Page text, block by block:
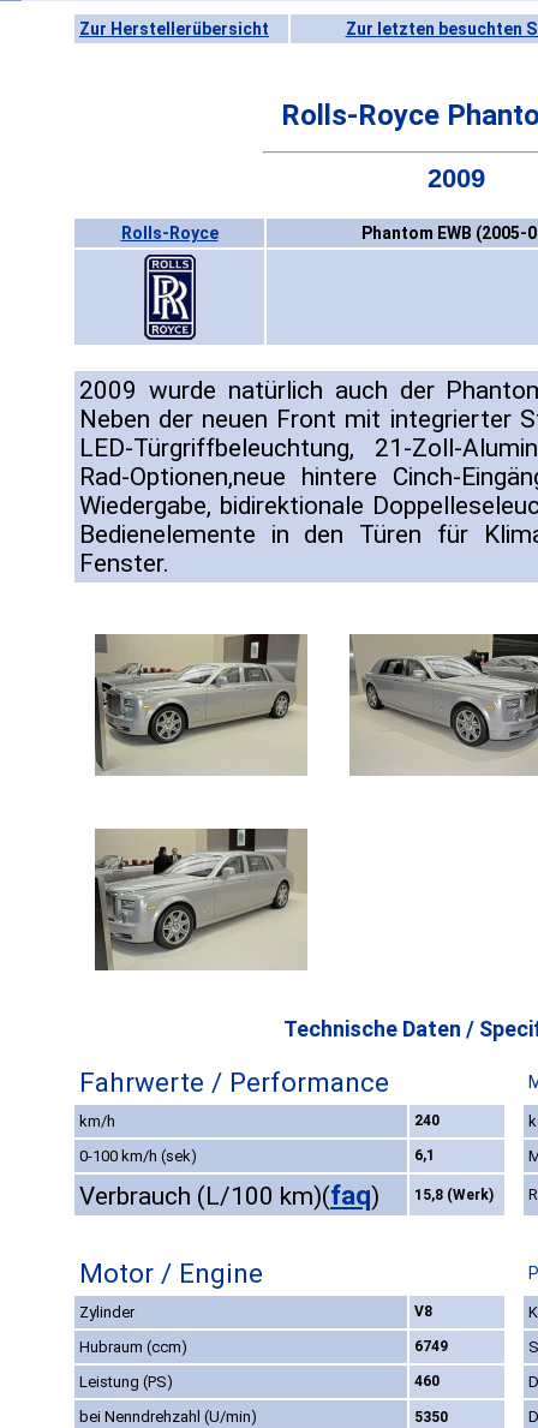
Zur Herstellerübersicht Zur letzten besuchten
Rolls-Royce
2009
Rolls-Royce Phantom EWB (2005-
2009 wurde natürlich auch der
Neben der neuen Front mit integrierter
LED-Türgriffbeleuchtung, 21-Zoll-
Rad-Optionen,neue hintere Cinch-
Wiedergabe, bidirektionale
Bedienelemente in den Türen für
Fenster.
Technische Daten /
Fahrwerte / Performance
km/h 240
0-100 km/h (sek)
6,1
Verbrauch (L/100 km)(faq) 15,8 (Werk)
Motor / Engine
Zylinder V8
Hubraum (ccm)
6749
Leistung (PS)
460
bei Nenndrehzahl (U/min)
5350